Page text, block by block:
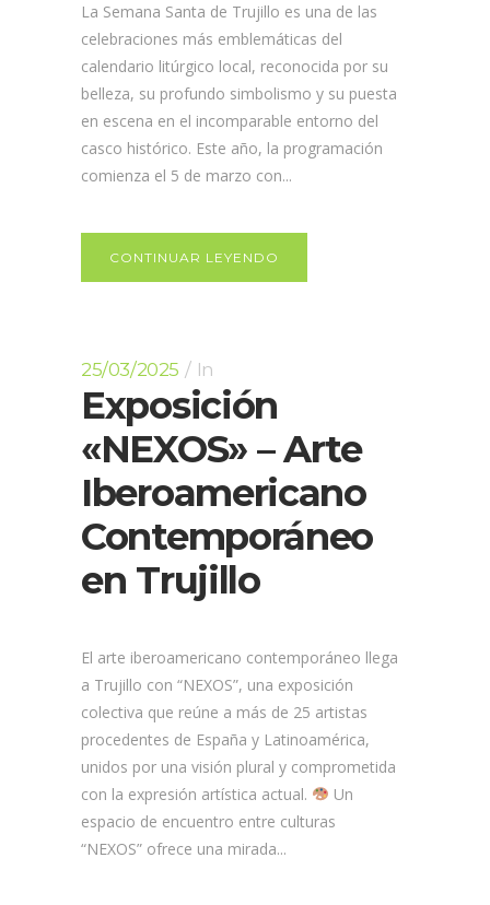
La Semana Santa de Trujillo es una de las
celebraciones más emblemáticas del
calendario litúrgico local, reconocida por su
belleza, su profundo simbolismo y su puesta
en escena en el incomparable entorno del
casco histórico. Este año, la programación
comienza el 5 de marzo con...
CONTINUAR LEYENDO
25/03/2025 In
Exposición
«NEXOS» – Arte
Iberoamericano
Contemporáneo
en Trujillo
El arte iberoamericano contemporáneo llega
a Trujillo con “NEXOS”, una exposición
colectiva que reúne a más de 25 artistas
procedentes de España y Latinoamérica,
unidos por una visión plural y comprometida
con la expresión artística actual.
Un
espacio de encuentro entre culturas
“NEXOS” ofrece una mirada...